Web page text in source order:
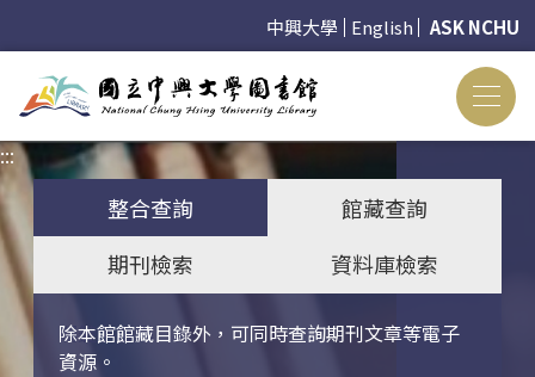
中興大學 English ASK NCHU
:::
整合查詢
館藏查詢
期刊檢索
資料庫檢索
除本館館藏目錄外，可同時查詢期刊文章等電子
資源。
關鍵字搜尋